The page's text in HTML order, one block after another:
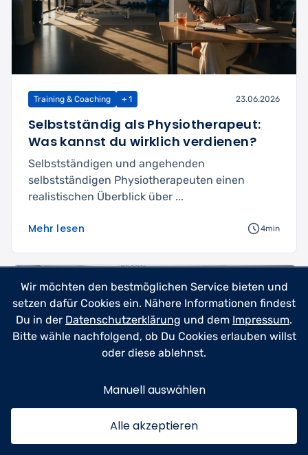
Training & Coaching + 1 23.06.2026
Selbstständig als Physiotherapeut:
Was kannst du wirklich verdienen?
Selbstständigen und angehenden
selbstständigen Physiotherapeuten einen
realistischen Überblick über ...
Mehr lesen 4min
Training & Coaching + 1 23.06.2026
Wir möchten den bestmöglichen Service bieten und
setzen dafür Cookies ein. Nähere Informationen findest
Du in der Datenschutzerklärung und dem Impressum.
Bitte wähle nachfolgend, ob Du Cookies erlauben willst
oder diese ablehnst.
Manuell auswählen
Alle akzeptieren